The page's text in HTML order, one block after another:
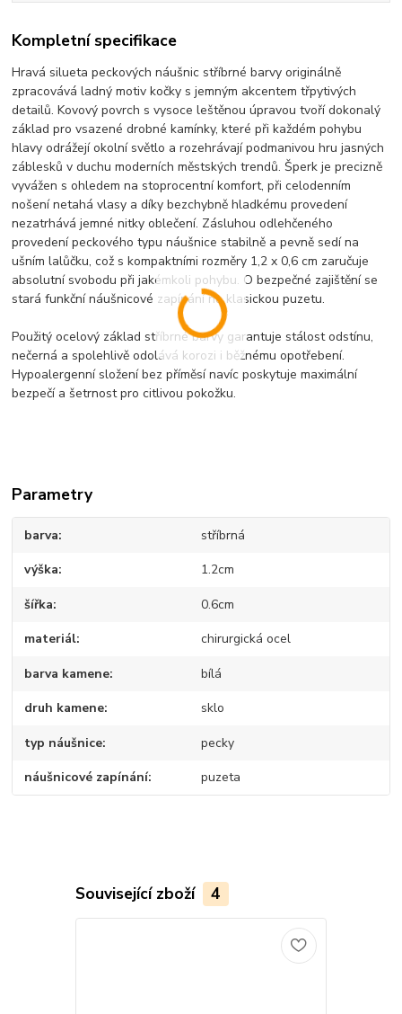
Kompletní specifikace
Hravá silueta peckových náušnic stříbrné barvy originálně
zpracovává ladný motiv kočky s jemným akcentem třpytivých
detailů. Kovový povrch s vysoce leštěnou úpravou tvoří dokonalý
základ pro vsazené drobné kamínky, které při každém pohybu
hlavy odrážejí okolní světlo a rozehrávají podmanivou hru jasných
záblesků v duchu moderních městských trendů. Šperk je precizně
vyvážen s ohledem na stoprocentní komfort, při celodenním
nošení netahá vlasy a díky bezchybně hladkému provedení
nezatrhává jemné nitky oblečení. Zásluhou odlehčeného
provedení peckového typu náušnice stabilně a pevně sedí na
ušním lalůčku, což s kompaktními rozměry 1,2 x 0,6 cm zaručuje
absolutní svobodu při jakémkoli pohybu. O bezpečné zajištění se
stará funkční náušnicové zapínání na klasickou puzetu.
Použitý ocelový základ stříbrné barvy garantuje stálost odstínu,
nečerná a spolehlivě odolává korozi i běžnému opotřebení.
Hypoalergenní složení bez příměsí navíc poskytuje maximální
bezpečí a šetrnost pro citlivou pokožku.
Parametry
barva stříbrná
výška 1.2cm
šířka 0.6cm
materiál chirurgická ocel
barva kamene bílá
druh kamene sklo
typ náušnice pecky
náušnicové zapínání puzeta
Související zboží 4